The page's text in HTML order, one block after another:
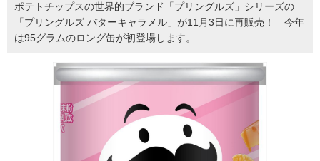
ポテトチップスの世界的ブランド「プリングルズ」シリーズの
「プリングルズ バターキャラメル」が11月3日に再販売！ 今年
は95グラムのロング缶が初登場します。